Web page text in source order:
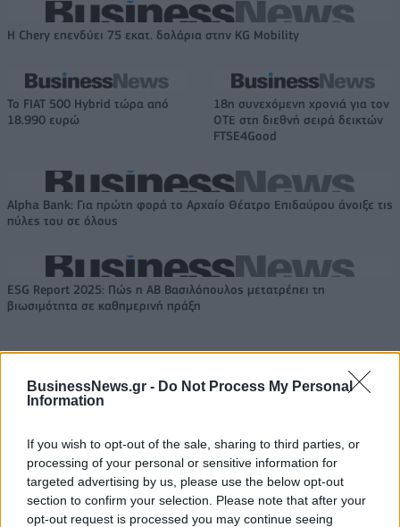
BusinessNews.gr - Do Not Process My Personal
Information
If you wish to opt-out of the sale, sharing to third parties, or
processing of your personal or sensitive information for
targeted advertising by us, please use the below opt-out
section to confirm your selection. Please note that after your
opt-out request is processed you may continue seeing
Η Chery επενδύει 75 εκατ. δολάρια στην KG Mobility
Το FIAT 500 Hybrid τώρα από
18.990 ευρώ
18η συνεχόμενη χρονιά για τον
ΟΤΕ στη διεθνή σειρά δεικτών
FTSE4Good
Alpha Bank: Για πρώτη φορά το Αρχαίο Θέατρο Επιδαύρου άνοιξε τις
πύλες του σε όλους
ESG Report 2025: Πώς η ΑΒ Βασιλόπουλος μετατρέπει τη
βιωσιμότητα σε καθημερινή πράξη
ΠΕΡΙΣΣΌΤΕΡΑ ΣΕ ΑΥΤΉ ΤΗΝ ΚΑΤΗΓΟΡΊΑ